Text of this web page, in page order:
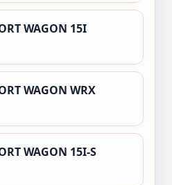
WAGON 15I
WAGON WRX
WAGON 15I-S